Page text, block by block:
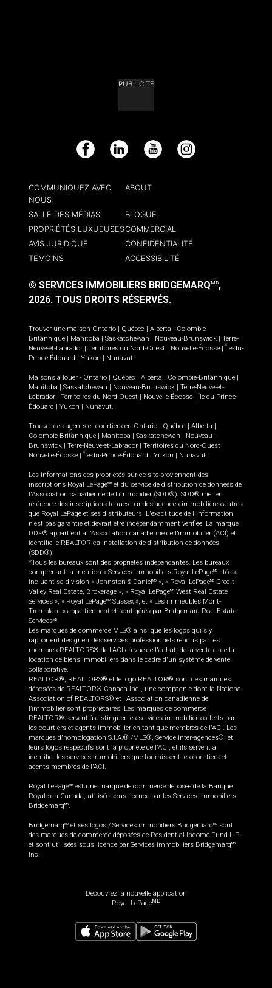
PUBLICITÉ
Facebook LinkedIn YouTube Instagram
COMMUNIQUEZ AVEC
NOUS
ABOUT
SALLE DES MÉDIAS
BLOGUE
PROPRIÉTÉS LUXUEUSESCOMMERCIAL
AVIS JURIDIQUE
CONFIDENTIALITÉ
TÉMOINS
ACCESSIBILITÉ
© SERVICES IMMOBILIERS BRIDGEMARQ MD,
2026. TOUS DROITS RÉSERVÉS.
Trouver une maison Ontario Québec Alberta
Colombie-
Britannique
Manitoba Saskatchewan Nouveau-Brunswick
Terre-
Neuve-et-Labrador
Territoires du Nord-Ouest Nouvelle-Écosse
Île-du-
Prince-Édouard
Yukon Nunavut.
Maisons à louer - Ontario Québec Alberta Colombie-Britannique
Manitoba
Saskatchewan Nouveau-Brunswick
Terre-Neuve-et-
Labrador
Territoires du Nord-Ouest Nouvelle-Écosse
Île-du-Prince-
Édouard
Yukon Nunavut.
Trouver des agents et courtiers en Ontario Québec Alberta
Colombie-Britannique
Manitoba Saskatchewan
Nouveau-
Brunswick
Terre-Neuve-et-Labrador Territoires du Nord-Ouest
Nouvelle-Écosse
Île-du-Prince-Édouard Yukon Nunavut
Les informations des propriétés sur ce site proviennent des
inscriptions Royal LePageMD et du service de distribution de données de
l'Association canadienne de l’immobilier (SDD®). SDD® met en
référence des inscriptions tenues par des agences immobilières autres
que Royal LePage et ses distributeurs. L'exactitude de l'information
n'est pas garantie et devrait être indépendamment vérifiée. La marque
DDF® appartient à l'Association canadienne de l’immobilier (ACI) et
identifie le REALTOR.ca Installation de distribution de données
(SDD®).
*Tous les bureaux sont des propriétés indépendantes. Les bureaux
comprenant la mention « Services immobiliers Royal LePageMD
Ltée »,
incluant sa division « Johnston & Daniel MD », « Royal LePageMD
Credit
Valley Real Estate, Brokerage », « Royal LePageMD West Real Estate
Services », « Royal LePageMD Sussex », et « Les immeubles Mont-
Tremblant » appartiennent et sont gérés par Bridgemarq Real Estate
ServicesMD.
Les marques de commerce MLS® ainsi que les logos qui s'y
rapportent désignent les services professionnels rendus par les
membres REALTORS® de l'ACI en vue de l'achat, de la vente et de la
location de biens immobiliers dans le cadre d'un système de vente
collaborative.
REALTOR®, REALTORS® et le logo REALTOR® sont des marques
déposées de REALTOR® Canada Inc., une compagnie dont la National
Association of REALTORS® et l'Association canadienne de
l’immobilier sont propriétaires. Les marques de commerce
REALTOR® servent à distinguer les services immobiliers offerts par
les courtiers et agents immobilier en tant que membres de l'ACI. Les
marques d'homologation S.I.A.® /MLS®, Service inter-agences®, et
leurs logos respectifs sont la propriété de l'ACI, et ils servent à
identifier les services immobiliers que fournissent les courtiers et
agents membres de l'ACI.
Royal LePageMD est une marque de commerce déposée de la Banque
Royale du Canada, utilisée sous licence par les Services immobiliers
BridgemarqMD.
BridgemarqMD et ses logos / Services immobiliers BridgemarqMD
sont
des marques de commerce déposées de Residential Income Fund L.P.
et sont utilisées sous licence par Services immobiliers BridgemarqMD
Inc.
Découvrez la nouvelle application
Royal LePageMD